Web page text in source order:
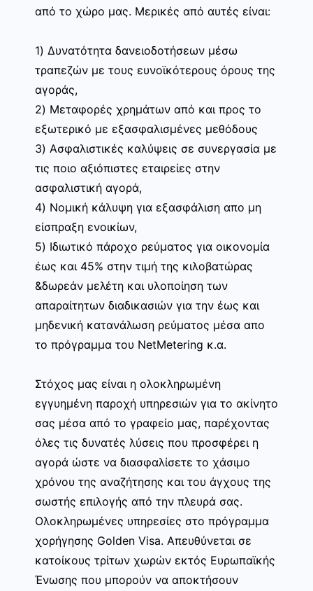
από το χώρο μας. Μερικές από αυτές είναι:
1) Δυνατότητα δανειοδοτήσεων μέσω
τραπεζών με τους ευνοϊκότερους όρους της
αγοράς,
2) Μεταφορές χρημάτων από και προς το
εξωτερικό με εξασφαλισμένες μεθόδους
3) Ασφαλιστικές καλύψεις σε συνεργασία με
τις ποιο αξιόπιστες εταιρείες στην
ασφαλιστική αγορά,
4) Νομική κάλυψη για εξασφάλιση απο μη
είσπραξη ενοικίων,
5) Ιδιωτικό πάροχο ρεύματος για οικονομία
έως και 45% στην τιμή της κιλοβατώρας
&δωρεάν μελέτη και υλοποίηση των
απαραίτητων διαδικασιών για την έως και
μηδενική κατανάλωση ρεύματος μέσα απο
το πρόγραμμα του NetMetering κ.α.
Στόχος μας είναι η ολοκληρωμένη
εγγυημένη παροχή υπηρεσιών για το ακίνητο
σας μέσα από το γραφείο μας, παρέχοντας
όλες τις δυνατές λύσεις που προσφέρει η
αγορά ώστε να διασφαλίσετε το χάσιμο
χρόνου της αναζήτησης και του άγχους της
σωστής επιλογής από την πλευρά σας.
Ολοκληρωμένες υπηρεσίες στο πρόγραμμα
χορήγησης Golden Visa. Απευθύνεται σε
κατοίκους τρίτων χωρών εκτός Ευρωπαϊκής
Ένωσης που μπορούν να αποκτήσουν